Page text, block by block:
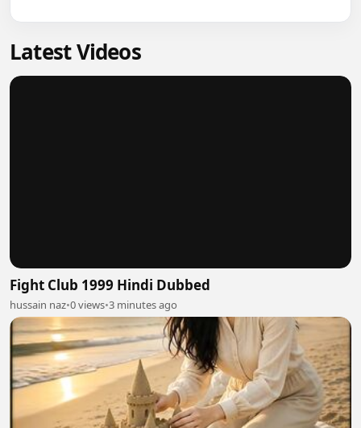
Latest Videos
Fight Club 1999 Hindi Dubbed
hussain naz•0 views•3 minutes ago